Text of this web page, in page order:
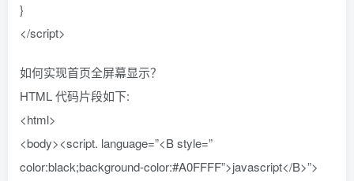
}
</script>
如何实现首页全屏幕显示？
HTML 代码片段如下:
<html>
<body><script. language=”<B style=”
color:black;background-color:#A0FFFF”>javascript</B>”>